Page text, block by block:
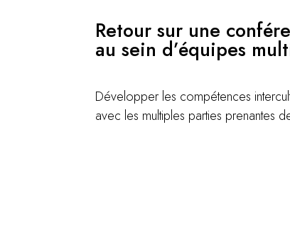
Retour sur une
au sein d’équipes
Développer les compétences
avec les multiples parties prenantes